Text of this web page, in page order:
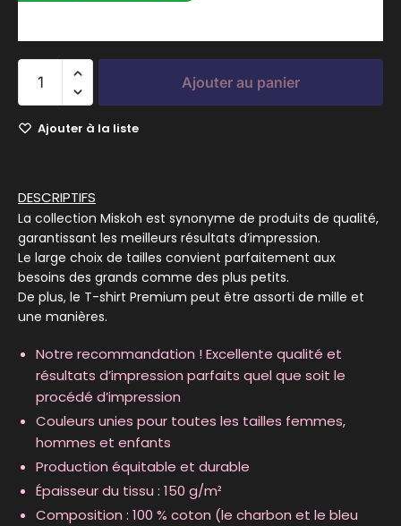
Ajouter au panier
Ajouter à la liste
DESCRIPTIFS
La collection Miskoh est synonyme de produits de qualité,
garantissant les meilleurs résultats d’impression.
Le large choix de tailles convient parfaitement aux
besoins des grands comme des plus petits.
De plus, le T-shirt Premium peut être assorti de mille et
une manières.
Notre recommandation ! Excellente qualité et
résultats d’impression parfaits quel que soit le
procédé d’impression
Couleurs unies pour toutes les tailles femmes,
hommes et enfants
Production équitable et durable
Épaisseur du tissu : 150 g/m²
Composition : 100 % coton (le charbon et le bleu